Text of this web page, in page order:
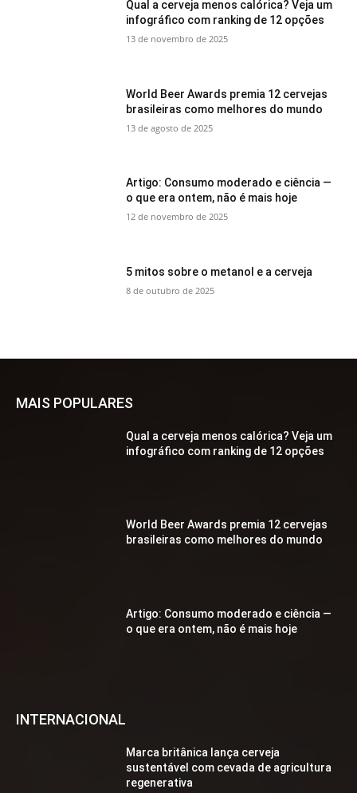
Qual a cerveja menos calórica? Veja um
infográfico com ranking de 12 opções
13 de novembro de 2025
World Beer Awards premia 12 cervejas
brasileiras como melhores do mundo
13 de agosto de 2025
Artigo: Consumo moderado e ciência —
o que era ontem, não é mais hoje
12 de novembro de 2025
5 mitos sobre o metanol e a cerveja
8 de outubro de 2025
MAIS POPULARES
Qual a cerveja menos calórica? Veja um
infográfico com ranking de 12 opções
World Beer Awards premia 12 cervejas
brasileiras como melhores do mundo
Artigo: Consumo moderado e ciência —
o que era ontem, não é mais hoje
INTERNACIONAL
Marca britânica lança cerveja
sustentável com cevada de agricultura
regenerativa